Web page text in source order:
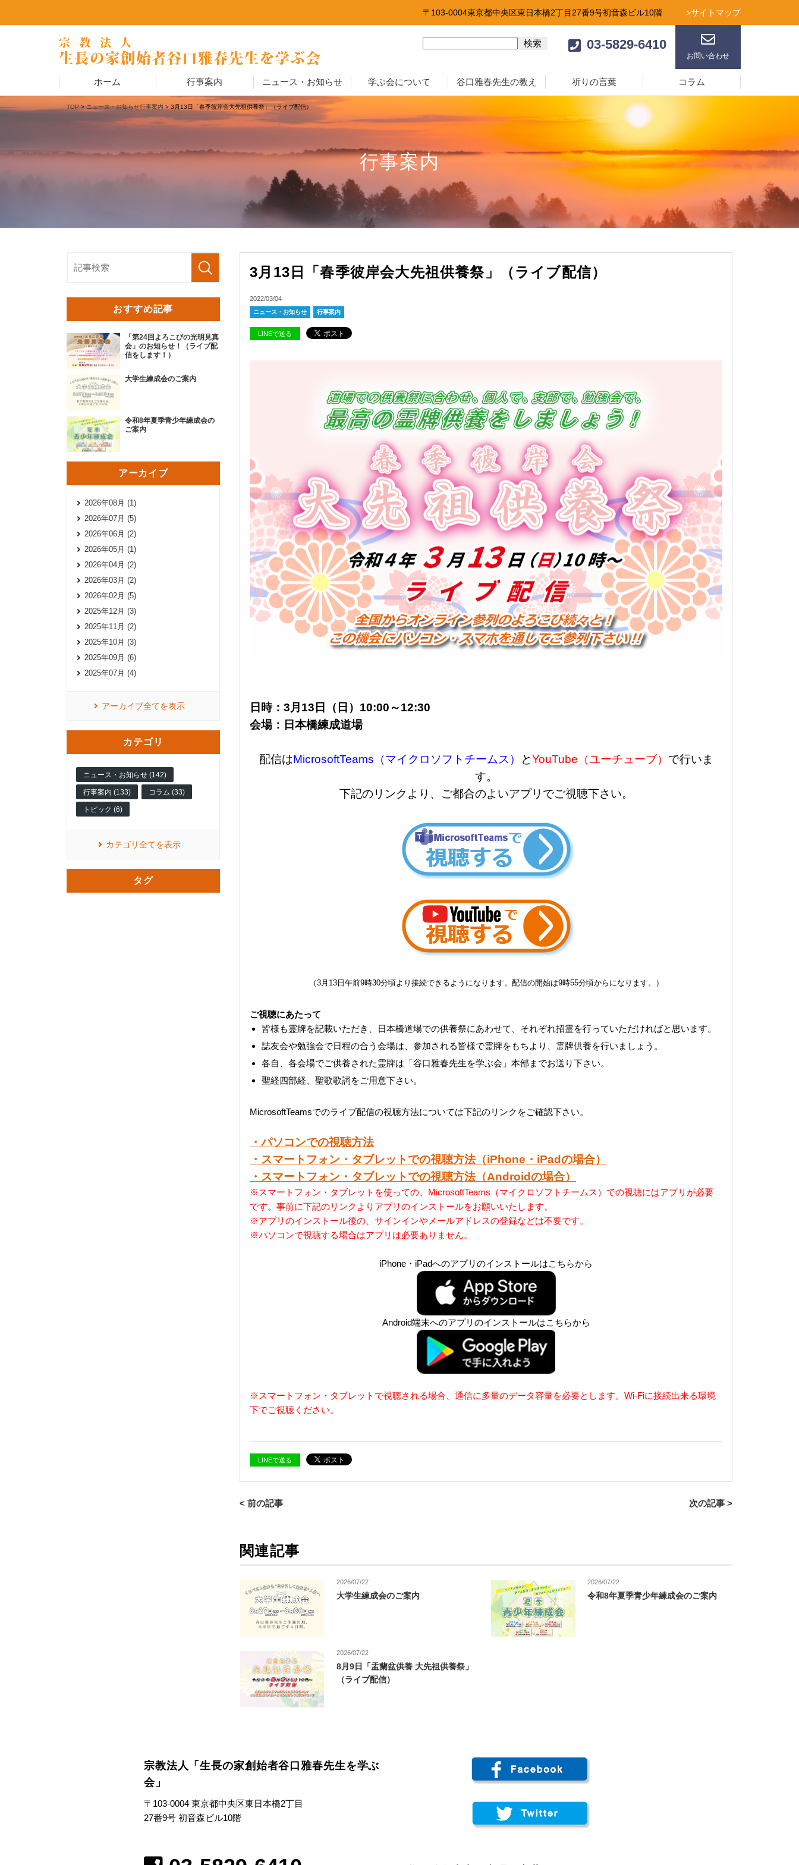
〒103-0004東京都中央区東日本橋2丁目27番9号初音森ビル10階 >サイトマップ
03-5829-6410
お問い合わせ
ホーム 行事案内 ニュース・お知らせ 学ぶ会について 谷口雅春先生の教え 祈りの言葉 コラム
TOP>ニュース・お知らせ行事案内 > 3月13日「春季彼岸会大先祖供養祭」（ライブ配信）
行事案内
3月13日「春季彼岸会大先祖供養祭」（ライブ配信）
2022/03/04
ニュース・お知らせ 行事案内
LINEで送る
日時：3月13日（日）10:00～12:30
会場：日本橋練成道場
配信はMicrosoftTeams（マイクロソフトチームス） とYouTube（ユーチューブ） で行いま
す。
下記のリンクより、ご都合のよいアプリでご視聴下さい。
（3月13日午前9時30分頃より接続できるようになります。配信の開始は9時55分頃からになります。）
ご視聴にあたって
皆様も霊牌を記載いただき、日本橋道場での供養祭にあわせて、それぞれ招霊を行っていただければと思います。
誌友会や勉強会で日程の合う会場は、参加される皆様で霊牌をもちより、霊牌供養を行いましょう。
各自、各会場でご供養された霊牌は「谷口雅春先生を学ぶ会」本部までお送り下さい。
聖経四部経、聖歌歌詞をご用意下さい。
MicrosoftTeamsでのライブ配信の視聴方法については下記のリンクをご確認下さい。
・パソコンでの視聴方法
・スマートフォン・タブレットでの視聴方法（iPhone・iPadの場合）
・スマートフォン・タブレットでの視聴方法（Androidの場合）
※スマートフォン・タブレットを使っての、MicrosoftTeams（マイクロソフトチームス）での視聴にはアプリが必要
です。事前に下記のリンクよりアプリのインストールをお願いいたします。
※アプリのインストール後の、サインインやメールアドレスの登録などは不要です。
※パソコンで視聴する場合はアプリは必要ありません。
iPhone・iPadへのアプリのインストールはこちらから
Android端末へのアプリのインストールはこちらから
※スマートフォン・タブレットで視聴される場合、通信に多量のデータ容量を必要とします。Wi-Fiに接続出来る環境
下でご視聴ください。
LINEで送る
< 前の記事 次の記事 >
関連記事
2026/07/22
大学生練成会のご案内
2026/07/22
令和8年夏季青少年練成会のご案内
2026/07/22
8月9日「盂蘭盆供養 大先祖供養祭」
（ライブ配信）
おすすめ記事
「第24回よろこびの光明見真
会」のお知らせ！（ライブ配
信をします！）
大学生練成会のご案内
令和8年夏季青少年練成会の
ご案内
アーカイブ
2026年08月 (1)
2026年07月 (5)
2026年06月 (2)
2026年05月 (1)
2026年04月 (2)
2026年03月 (2)
2026年02月 (5)
2025年12月 (3)
2025年11月 (2)
2025年10月 (3)
2025年09月 (6)
2025年07月 (4)
アーカイブ全てを表示
カテゴリ
ニュース・お知らせ (142)
行事案内 (133) コラム (33)
トピック (6)
カテゴリ全てを表示
タグ
宗教法人「生長の家創始者谷口雅春先生を学ぶ
会」
〒103-0004 東京都中央区東日本橋2丁目
27番9号 初音森ビル10階